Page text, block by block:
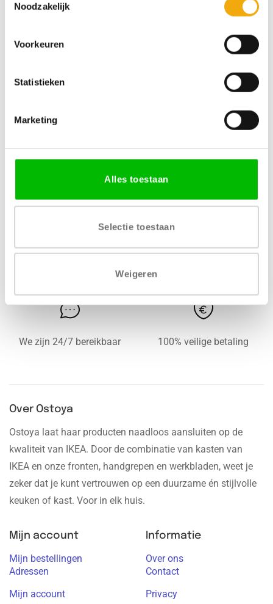
Noodzakelijk
Voorkeuren
Statistieken
Marketing
Alles toestaan
Selectie toestaan
Weigeren
Eenzijdig gespoten
VERKRIJGBARE DIKTE
We zijn 24/7 bereikbaar 100% veilige betaling
Over Ostoya
Ostoya laat haar producten naadloos aansluiten op de
kwaliteit van IKEA. Door de combinatie van kasten van
IKEA en onze fronten, handgrepen en werkbladen, weet je
zeker dat je kunt vertrouwen op een duurzame én stijlvolle
keuken of kast. Voor in elk huis.
Mijn account
Mijn bestellingen
Adressen
Mijn account
Informatie
Over ons
Contact
Privacy